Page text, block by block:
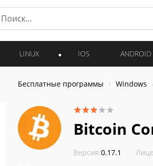
LINUX IOS ANDROID
Бесплатные программы Windows
Bitcoin
Версия:0.17.1